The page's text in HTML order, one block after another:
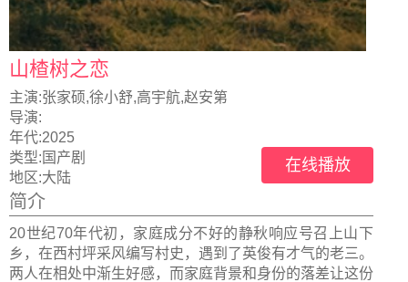
山楂树之恋
主演:张家硕,徐小舒,高宇航,赵安第
导演:
年代:2025
类型: 国产剧
地区:大陆
在线播放
简介
20世纪70年代初，家庭成分不好的静秋响应号召上山下
乡，在西村坪采风编写村史，遇到了英俊有才气的老三。
两人在相处中渐生好感，而家庭背景和身份的落差让这份